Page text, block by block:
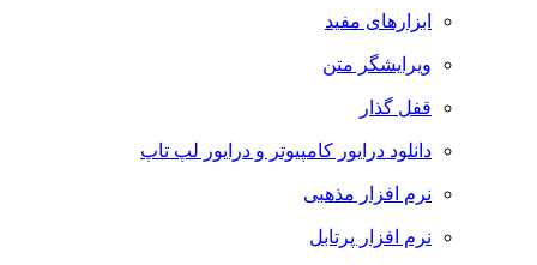
ابزارهای مفید
ویرایشگر متن
قفل گذار
دانلود درایور کامپیوتر و درایور لپ تاپ
نرم افزار مذهبی
نرم افزار پرتابل